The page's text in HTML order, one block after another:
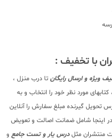
با تخفیف :
ویژه و ارسال رایگان تا درب منزل ،
مورد نظر خود را انتخاب و به
گیرنده مبلغ سفارش را آنلاین
اینجا شامل ضمانت اصالت و تعویض
منتشران مثلدرس یار و تست جامع و